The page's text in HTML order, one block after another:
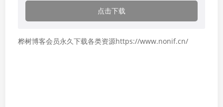
点击下载
桦树博客会员永久下载各类资源https://www.nonif.cn/